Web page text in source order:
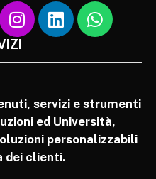
servizi e strumenti
ed Università,
personalizzabili
dei clienti.